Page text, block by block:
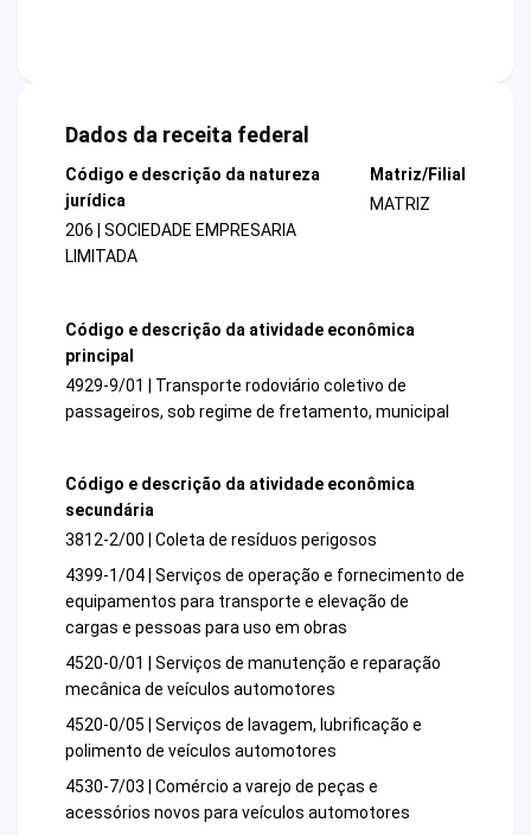
Dados da receita federal
Código e descrição da natureza
jurídica
206 | SOCIEDADE EMPRESARIA
LIMITADA
Matriz/Filial
MATRIZ
Código e descrição da atividade econômica
principal
4929-9/01 | Transporte rodoviário coletivo de
passageiros, sob regime de fretamento, municipal
Código e descrição da atividade econômica
secundária
3812-2/00 | Coleta de resíduos perigosos
4399-1/04 | Serviços de operação e fornecimento de
equipamentos para transporte e elevação de
cargas e pessoas para uso em obras
4520-0/01 | Serviços de manutenção e reparação
mecânica de veículos automotores
4520-0/05 | Serviços de lavagem, lubrificação e
polimento de veículos automotores
4530-7/03 | Comércio a varejo de peças e
acessórios novos para veículos automotores